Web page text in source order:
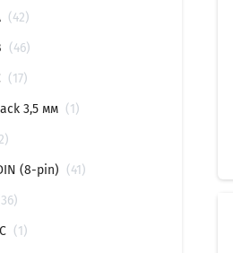
42
46
17
3,5 мм
1
2
(8-pin)
41
36
1